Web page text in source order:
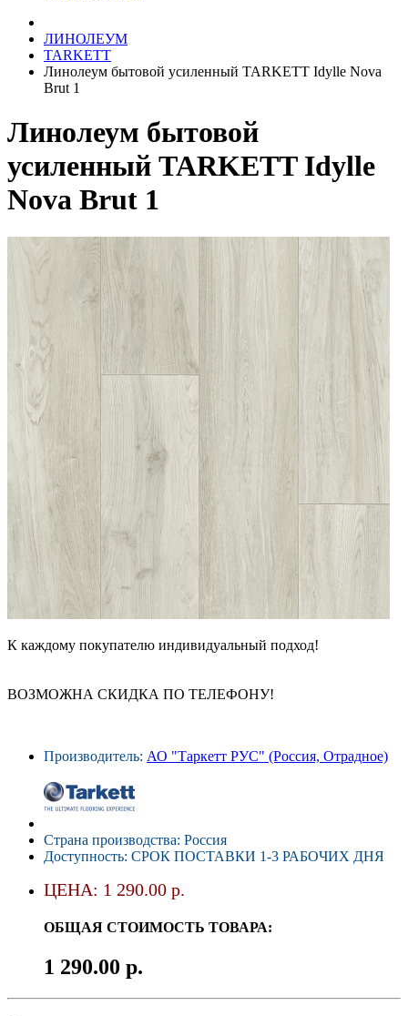
ЛИНОЛЕУМ
TARKETT
Линолеум бытовой усиленный TARKETT Idylle Nova
Brut 1
Линолеум бытовой
усиленный TARKETT Idylle
Nova Brut 1
К каждому покупателю индивидуальный подход!
ВОЗМОЖНА СКИДКА ПО ТЕЛЕФОНУ!
Производитель: АО "Таркетт РУС" (Россия, Отрадное)
Страна производства: Россия
Доступность: СРОК ПОСТАВКИ 1-3 РАБОЧИХ ДНЯ
ЦЕНА: 1 290.00 р.
ОБЩАЯ СТОИМОСТЬ ТОВАРА:
1 290.00 р.